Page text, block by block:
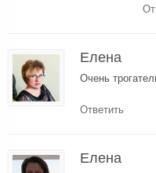
Елена
Очень
Ответить
Елена